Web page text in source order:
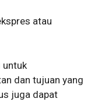
atau
untuk
dan tujuan yang
juga dapat